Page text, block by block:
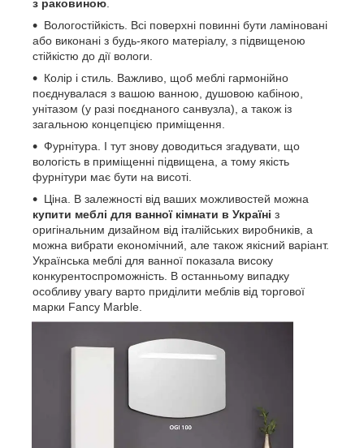
з раковиною
Вологостійкість. Всі поверхні повинні бути ламіновані
або виконані з будь-якого матеріалу, з підвищеною
стійкістю до дії вологи.
Колір і стиль. Важливо, щоб меблі гармонійно
поєднувалася з вашою ванною, душовою кабіною,
унітазом (у разі поєднаного санвузла), а також із
загальною концепцією приміщення.
Фурнітура. І тут знову доводиться згадувати, що
вологість в приміщенні підвищена, а тому якість
фурнітури має бути на висоті.
Ціна. В залежності від ваших можливостей можна
купити меблі для ванної кімнати в Україні з
оригінальним дизайном від італійських виробників, а
можна вибрати економічний, але також якісний варіант.
Українська меблі для ванної показала високу
конкурентоспроможність. В останньому випадку
особливу увагу варто приділити меблів від торгової
марки Fancy Marble.